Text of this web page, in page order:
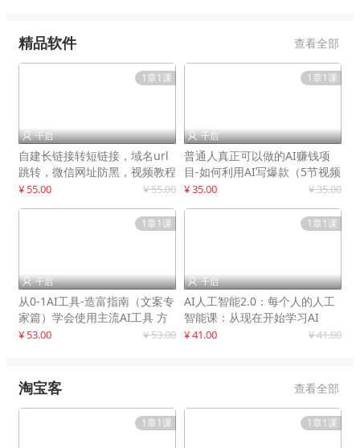
精品软件 查看全部
1章1课
 千启
自建长链接转短链接，域名url
跳转，微信网址防黑，视频教程
手把手教你
¥ 55.00 ¥ 55.00
1章1课
 千启
普通人真正可以做的AI赚钱项
目-如何利用AI写爆款（5节视频
课）
¥ 35.00 ¥ 35.00
1章1课
 千启
从0-1AI工具-造富指南（文案专
家篇）学会使用主流AI工具 方
法和心法的融合
¥ 53.00 ¥ 53.00
1章1课
 千启
AI人工智能2.0：每个人的人工
智能课：从现在开始学习AI
¥ 41.00 ¥ 41.00
淘宝客 查看全部
1章1课 1章1课